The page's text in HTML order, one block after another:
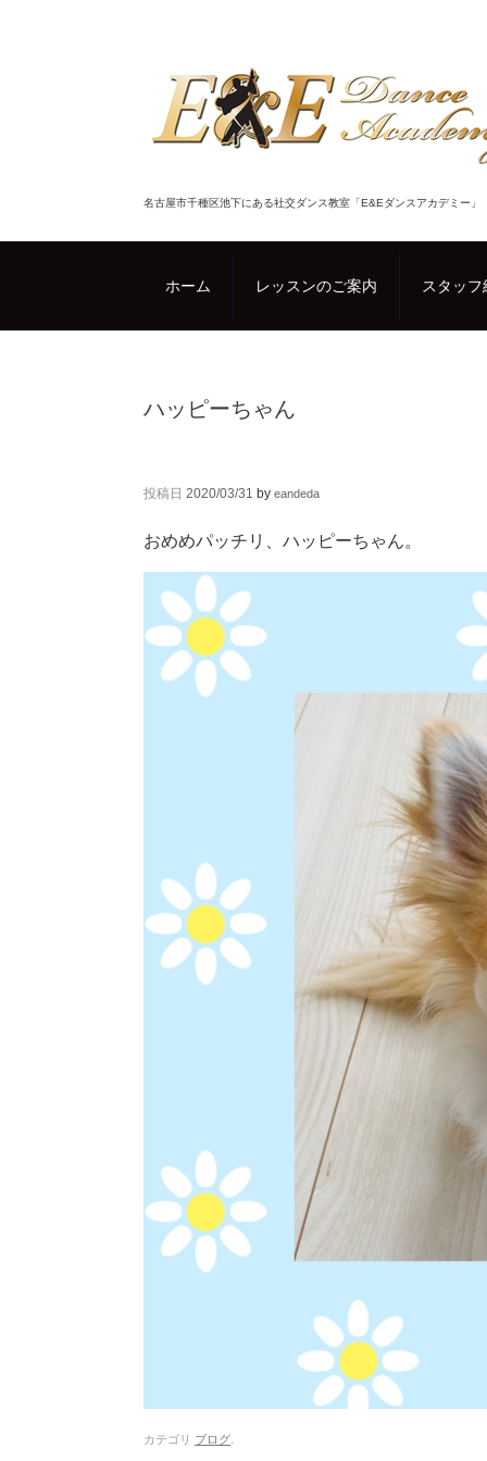
名古屋市千種区池下にある社交ダンス教室「E&Eダンスアカデミー」
ホーム レッスンのご案内 スタッフ
ハッピーちゃん
投稿日 2020/03/31 by eandeda
おめめパッチリ、ハッピーちゃん。
カテゴリ ブログ